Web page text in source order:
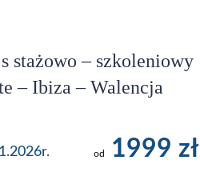
stażowo – szkoleniowy
– Ibiza – Walencja
od 1999 zł